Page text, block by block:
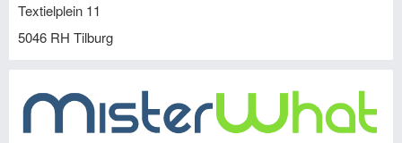
Textielplein 11
5046 RH Tilburg